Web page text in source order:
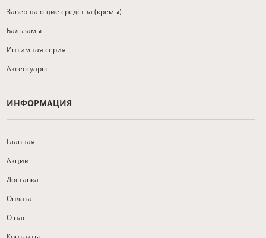
Завершающие средства (кремы)
Бальзамы
Интимная серия
Аксессуары
ИНФОРМАЦИЯ
Главная
Акции
Доставка
Оплата
О нас